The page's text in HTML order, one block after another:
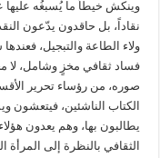
وينكش خيطاً ما يُسبغُه عليها
نقاداً، بل حاقدون يدّعون
ولاء الطاعة والتبجيل، فعندها
فساد ثقافي مخزٍ وشامل، لا
صوره، من رؤساء تحرير
الكتاب الناشئين، فيتعشون
يطالبون بها، وهم يعدون
الثقافي بالنظرة إلى